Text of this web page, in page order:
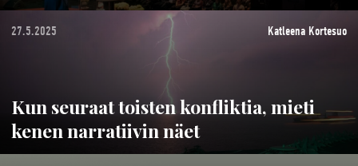
27.5.2025 Katleena Kortesuo
Kun seuraat toisten konfliktia, mieti
kenen narratiivin näet